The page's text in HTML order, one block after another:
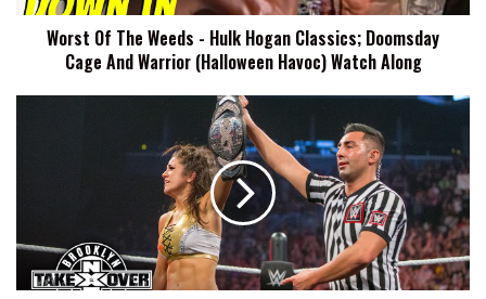
Doomsday
CageWorst Of The Weeds - Hulk Hogan Classics; Doomsday
Cage And Warrior (Halloween Havoc) Watch Along
10-
Anniversary